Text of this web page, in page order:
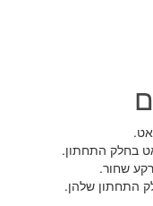
בחלק התחתון.
שחור.
התחתון שלהן.